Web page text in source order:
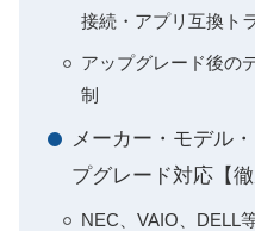
接続・アプリ互換ト
アップグレード後の
制
メーカー・モデル
プグレード対応【徹
NEC、VAIO、DELL